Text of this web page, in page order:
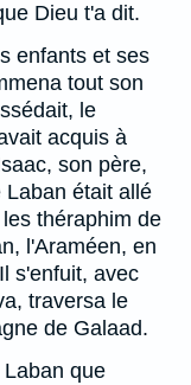
Dieu t'a dit.
enfants et ses
tout son
le
acquis à
son père,
Laban était allé
théraphim de
l'Araméen, en
Il s'enfuit, avec
traversa le
de Galaad.
que